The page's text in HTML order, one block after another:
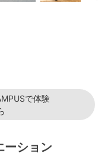
で体験
ーション